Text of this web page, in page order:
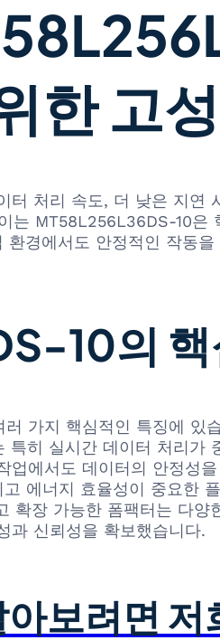
한 고
터 처리 속도, 더 낮은 지연
MT58L256L36DS-10은
경에서도 안정적인 작동
10의 핵
가지 핵심적인 특징에
특히 실시간 데이터 처리
업에서도 데이터의 안정성
에너지 효율성이 중요한
확장 가능한 폼팩터는 다
과 신뢰성을 확보했습니다.
보려면